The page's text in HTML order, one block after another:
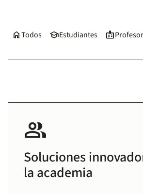
homeTodos schoolEstudiantes badge
Soluciones
la academia